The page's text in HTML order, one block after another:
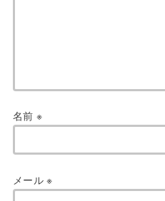
名前 ※
メール※